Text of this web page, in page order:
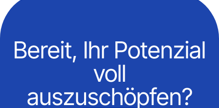
Bereit, Ihr Potenzial
voll
auszuschöpfen?